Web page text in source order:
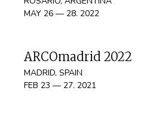
MAY 26 — 28. 2022
ARCOmadrid 2022
MADRID, SPAIN
FEB 23 — 27. 2021